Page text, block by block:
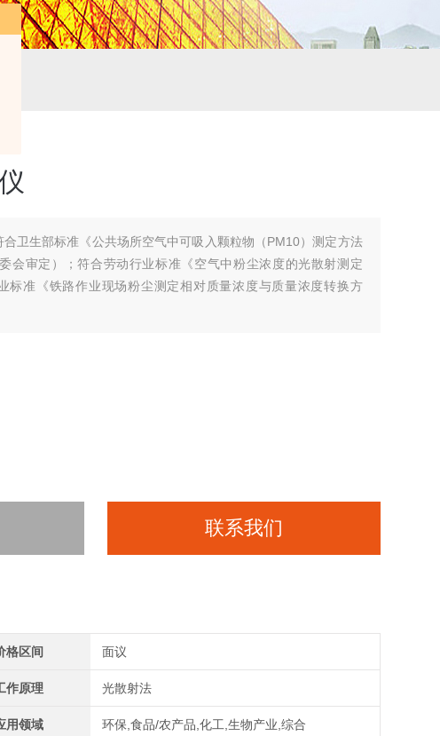
卫生部标准《公共场所空气中可吸入颗粒物（PM10）测定方法
审定）；符合劳动行业标准《空气中粉尘浓度的光散射测定
标准《铁路作业现场粉尘测定相对质量浓度与质量浓度转换方
联系我们
格区间 面议
作原理 光散射法
用领域 环保,食品/农产品,化工,生物产业,综合